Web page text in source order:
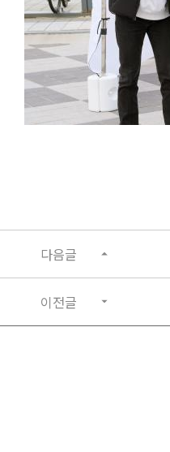
다음글
이전글